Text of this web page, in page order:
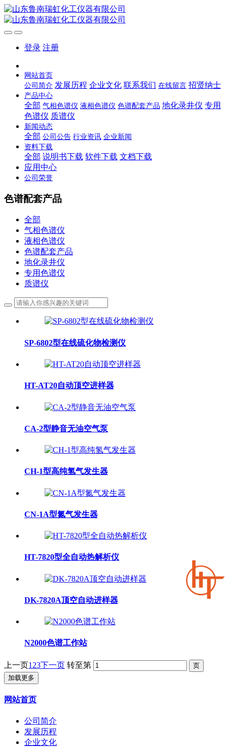
登录 注册
网站首页
公司简介 发展历程 企业文化 联系我们 在线留言 招贤纳士
产品中心
全部 气相色谱仪 液相色谱仪 色谱配套产品 地化录井仪 专用
色谱仪 质谱仪
新闻动态
全部 公司公告 行业资讯 企业新闻
资料下载
全部 说明书下载 软件下载 文档下载
应用中心
公司荣誉
色谱配套产品
全部
气相色谱仪
液相色谱仪
色谱配套产品
地化录井仪
专用色谱仪
质谱仪
SP-6802型在线硫化物检测仪
HT-AT20自动顶空进样器
CA-2型静音无油空气泵
CH-1型高纯氢气发生器
CN-1A型氮气发生器
HT-7820型全自动热解析仪
DK-7820A顶空自动进样器
N2000色谱工作站
上一页1 23下一页 转至第
加载更多
网站首页
公司简介
发展历程
企业文化